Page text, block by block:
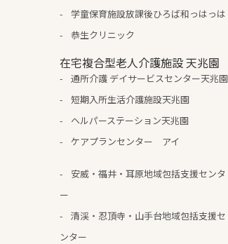
学童保育施設放課後ひろば和っはっは
恭生クリニック
在宅複合型老人介護施設 天兆園
通所介護 デイサービスセンター天兆園
短期入所生活介護施設天兆園
ヘルパーステーション天兆園
ケアプランセンター アイ
安威・福井・耳原地域包括支援センタ
ー
清渓・忍頂寺・山手台地域包括支援セ
ンター